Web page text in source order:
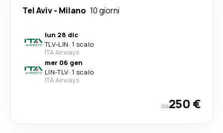
Tel Aviv- Milano 10 giorni
lun 28 dic
TLV-LIN· 1 scalo
ITA Airways
mer 06 gen
LIN-TLV· 1 scalo
ITA Airways
da250 €